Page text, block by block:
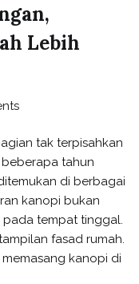
Lebih
tak terpisahkan
beberapa tahun
di berbagai
kanopi bukan
tempat tinggal.
fasad rumah.
kanopi di